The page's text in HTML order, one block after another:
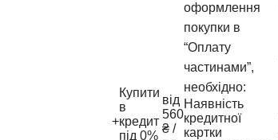
+
Купити
в
кредит
під 0%
від
560
₴ /
оформлення
покупки в
“Оплату
частинами”,
необхідно:
Наявність
кредитної
картки